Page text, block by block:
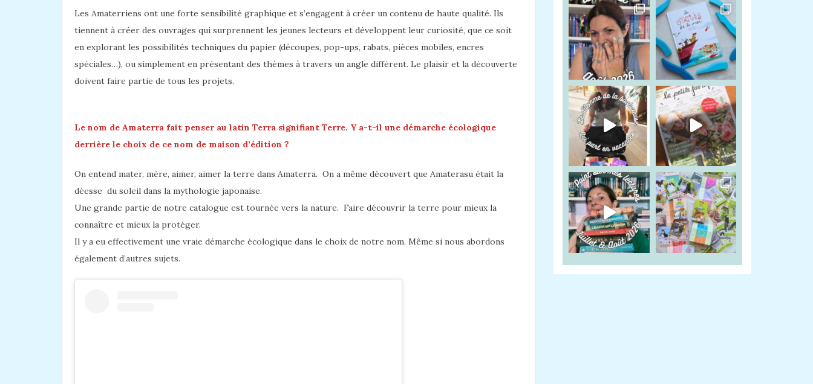
Les Amaterriens ont une forte sensibilité graphique et s’engagent à créer un contenu de haute qualité. Ils
tiennent à créer des ouvrages qui surprennent les jeunes lecteurs et développent leur curiosité, que ce soit
en explorant les possibilités techniques du papier (découpes, pop-ups, rabats, pièces mobiles, encres
spéciales…), ou simplement en présentant des thèmes à travers un angle différent. Le plaisir et la découverte
doivent faire partie de tous les projets.
Le nom de Amaterra fait penser au latin Terra signifiant Terre. Y a-t-il une démarche écologique
derrière le choix de ce nom de maison d’édition ?
On entend mater, mère, aimer, aimer la terre dans Amaterra. On a même découvert que Amaterasu était la
déesse du soleil dans la mythologie japonaise.
Une grande partie de notre catalogue est tournée vers la nature. Faire découvrir la terre pour mieux la
connaître et mieux la protéger.
Il y a eu effectivement une vraie démarche écologique dans le choix de notre nom. Même si nous abordons
également d’autres sujets.